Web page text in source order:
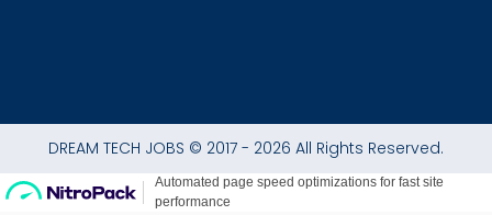
DREAM TECH JOBS © 2017 - 2026 All Rights Reserved.